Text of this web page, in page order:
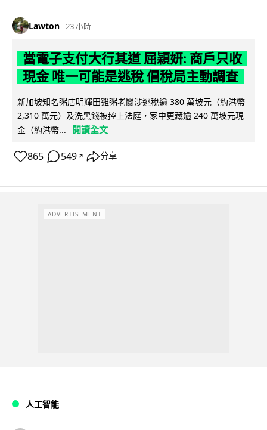
Lawton 23 小時
當電子支付大行其道 屈穎妍: 商戶只收
現金 唯一可能是逃稅 倡稅局主動調查
新加坡知名粥店明輝田雞粥老闆涉逃稅逾 380 萬坡元（約港幣
2,310 萬元）及洗黑錢被控上法庭，家中更藏逾 240 萬坡元現
金（約港幣...
閱讀全文
865 549 ↗ 分享
ADVERTISEMENT
人工智能